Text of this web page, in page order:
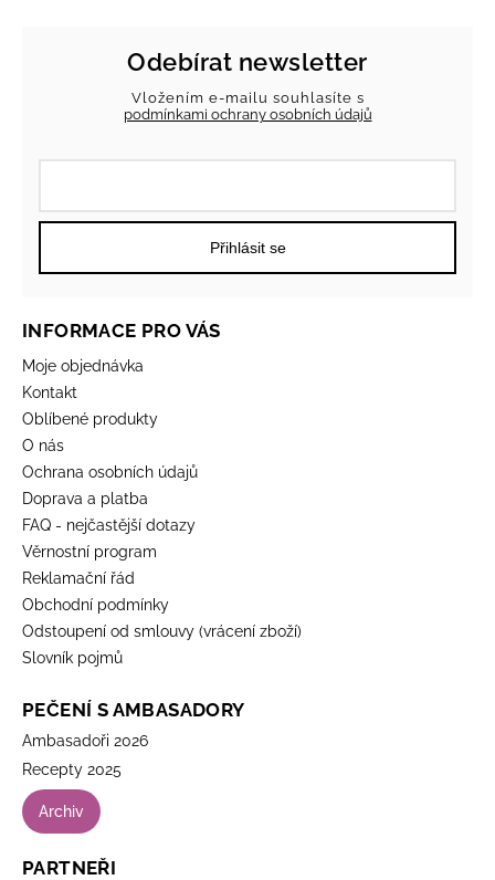
Odebírat newsletter
Vložením e-mailu souhlasíte s
podmínkami ochrany osobních údajů
Přihlásit se
INFORMACE PRO VÁS
Moje objednávka
Kontakt
Oblíbené produkty
O nás
Ochrana osobních údajů
Doprava a platba
FAQ - nejčastější dotazy
Věrnostní program
Reklamační řád
Obchodní podmínky
Odstoupení od smlouvy (vrácení zboží)
Slovník pojmů
PEČENÍ S AMBASADORY
Ambasadoři 2026
Recepty 2025
Archiv
PARTNEŘI